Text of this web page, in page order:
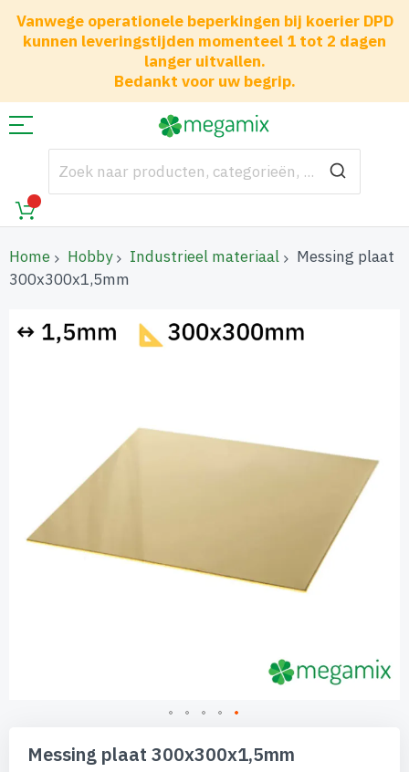
Vanwege operationele beperkingen bij koerier DPD
kunnen leveringstijden momenteel 1 tot 2 dagen
langer uitvallen.
Bedankt voor uw begrip.
Home Hobby Industrieel materiaal
Messing plaat
300x300x1,5mm
naar
naarMessing plaat 300x300x1,5mm